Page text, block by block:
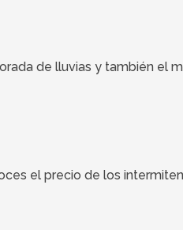
de lluvias y también el
el precio de los